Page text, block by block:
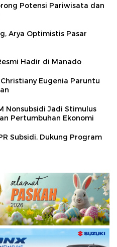
Potensi Pariwisata dan
Arya Optimistis Pasar
Hadir di Manado
Eugenia Paruntu
Nonsubsidi Jadi Stimulus
Pertumbuhan Ekonomi
Subsidi, Dukung Program